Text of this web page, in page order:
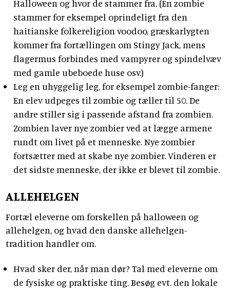
Halloween og hvor de stammer fra. (En zombie
stammer for eksempel oprindeligt fra den
haitianske folkereligion voodoo, græskarlygten
kommer fra fortællingen om Stingy Jack, mens
flagermus forbindes med vampyrer og spindelvæv
med gamle ubeboede huse osv.)
Leg en uhyggelig leg, for eksempel zombie-fanger:
En elev udpeges til zombie og tæller til 50. De
andre stiller sig i passende afstand fra zombien.
Zombien laver nye zombier ved at lægge armene
rundt om livet på et menneske. Nye zombier
fortsætter med at skabe nye zombier. Vinderen er
det sidste menneske, der ikke er blevet til zombie.
ALLEHELGEN
Fortæl eleverne om forskellen på halloween og
allehelgen, og hvad den danske allehelgen-
tradition handler om.
Hvad sker der, når man dør? Tal med eleverne om
de fysiske og praktiske ting. Besøg evt. den lokale